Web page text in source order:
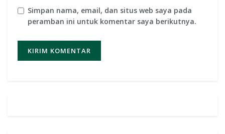
Simpan nama, email, dan situs web saya pada
peramban ini untuk komentar saya berikutnya.